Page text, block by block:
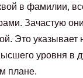
в фамилии,
Зачастую
Это указывает
уровня в
плане.